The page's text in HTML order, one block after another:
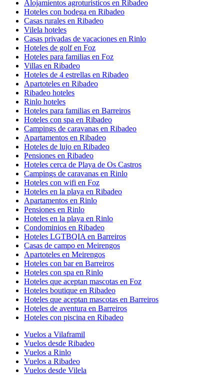
Alojamientos agroturísticos en Ribadeo
Hoteles con bodega en Ribadeo
Casas rurales en Ribadeo
Vilela hoteles
Casas privadas de vacaciones en Rinlo
Hoteles de golf en Foz
Hoteles para familias en Foz
Villas en Ribadeo
Hoteles de 4 estrellas en Ribadeo
Apartoteles en Ribadeo
Ribadeo hoteles
Rinlo hoteles
Hoteles para familias en Barreiros
Hoteles con spa en Ribadeo
Campings de caravanas en Ribadeo
Apartamentos en Ribadeo
Hoteles de lujo en Ribadeo
Pensiones en Ribadeo
Hoteles cerca de Playa de Os Castros
Campings de caravanas en Rinlo
Hoteles con wifi en Foz
Hoteles en la playa en Ribadeo
Apartamentos en Rinlo
Pensiones en Rinlo
Hoteles en la playa en Rinlo
Condominios en Ribadeo
Hoteles LGTBQIA en Barreiros
Casas de campo en Meirengos
Apartoteles en Meirengos
Hoteles con bar en Barreiros
Hoteles con spa en Rinlo
Hoteles que aceptan mascotas en Foz
Hoteles boutique en Ribadeo
Hoteles que aceptan mascotas en Barreiros
Hoteles de aventura en Barreiros
Hoteles con piscina en Ribadeo
Vuelos a Vilaframil
Vuelos desde Ribadeo
Vuelos a Rinlo
Vuelos a Ribadeo
Vuelos desde Vilela